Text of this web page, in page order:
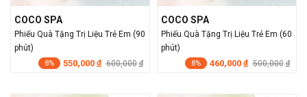
COCO SPA
Phiếu Quà Tặng Trị Liệu Trẻ Em (90
phút)
8% 550,000 đ 600,000 đ
COCO SPA
Phiếu Quà Tặng Trị Liệu Trẻ Em (60
phút)
8% 460,000 đ 500,000 đ